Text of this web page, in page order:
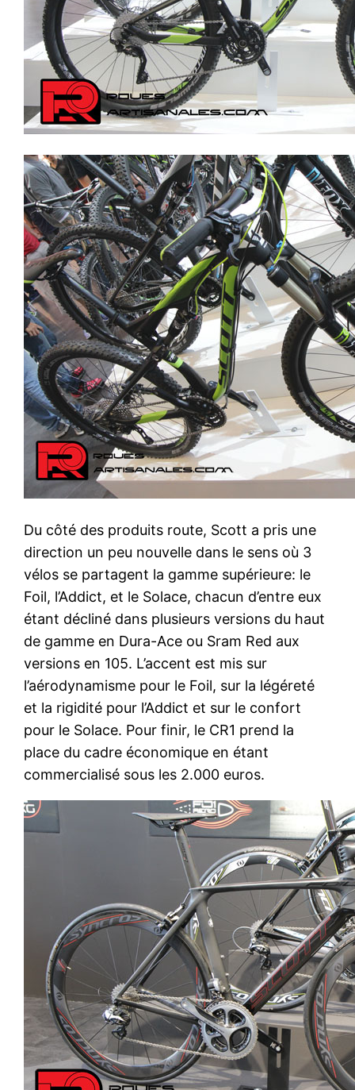
Du côté des produits route, Scott a pris une
direction un peu nouvelle dans le sens où 3
vélos se partagent la gamme supérieure: le
Foil, l’Addict, et le Solace, chacun d’entre eux
étant décliné dans plusieurs versions du haut
de gamme en Dura-Ace ou Sram Red aux
versions en 105. L’accent est mis sur
l’aérodynamisme pour le Foil, sur la légéreté
et la rigidité pour l’Addict et sur le confort
pour le Solace. Pour finir, le CR1 prend la
place du cadre économique en étant
commercialisé sous les 2.000 euros.